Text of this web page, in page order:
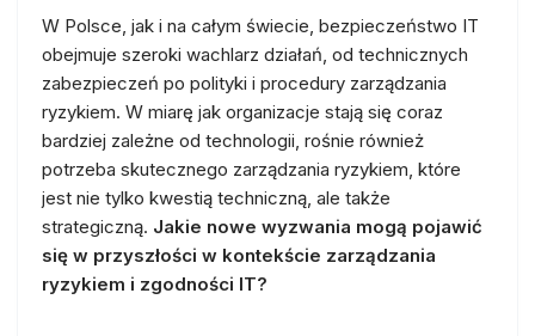
W Polsce, jak i na całym świecie, bezpieczeństwo IT
obejmuje szeroki wachlarz działań, od technicznych
zabezpieczeń po polityki i procedury zarządzania
ryzykiem. W miarę jak organizacje stają się coraz
bardziej zależne od technologii, rośnie również
potrzeba skutecznego zarządzania ryzykiem, które
jest nie tylko kwestią techniczną, ale także
strategiczną. Jakie nowe wyzwania mogą pojawić
się w przyszłości w kontekście zarządzania
ryzykiem i zgodności IT?